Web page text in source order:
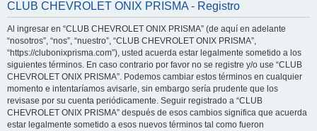
CLUB CHEVROLET ONIX PRISMA - Registro
Al ingresar en “CLUB CHEVROLET ONIX PRISMA” (de aquí en adelante
“nosotros”, “nos”, “nuestro”, “CLUB CHEVROLET ONIX PRISMA”,
“https://clubonixprisma.com”), usted acuerda estar legalmente sometido a los
siguientes términos. En caso contrario por favor no se registre y/o use “CLUB
CHEVROLET ONIX PRISMA”. Podemos cambiar estos términos en cualquier
momento e intentaríamos avisarle, sin embargo sería prudente que los
revisase por su cuenta periódicamente. Seguir registrado a “CLUB
CHEVROLET ONIX PRISMA” después de esos cambios significa que acuerda
estar legalmente sometido a esos nuevos términos tal como fueron